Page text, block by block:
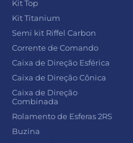
Kit Top
Kit Titanium
Semi kit Riffel Carbon
Corrente de Comando
Caixa de Direção Esférica
Caixa de Direção Cônica
Caixa de Direção
Combinada
Rolamento de Esferas 2RS
Buzina